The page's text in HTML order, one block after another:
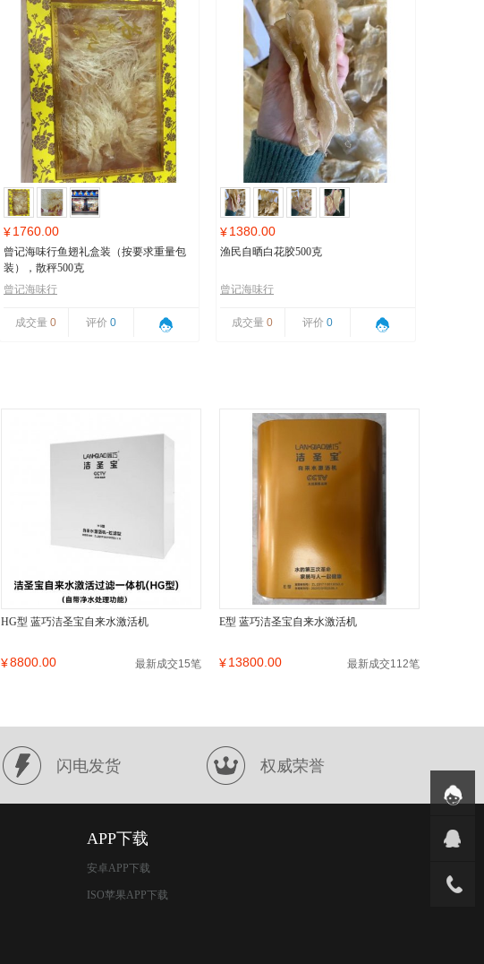
¥1760.00
曾记海味行鱼翅礼盒装（按要求重量包
装），散秤500克
曾记海味行
成交量 0 评价 0
¥1380.00
渔民自晒白花胶500克
曾记海味行
成交量 0 评价 0
HG型 蓝巧洁圣宝自来水激活机
¥8800.00 最新成交15笔
E型 蓝巧洁圣宝自来水激活机
¥13800.00 最新成交112笔
闪电发货 权威荣誉
APP下载
安卓APP下载
ISO苹果APP下载